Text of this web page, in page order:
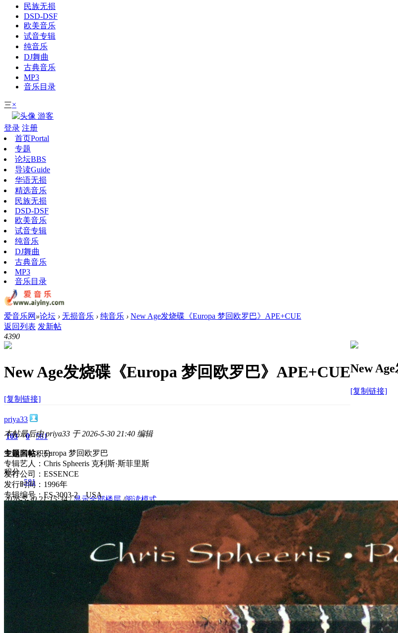
民族无损
DSD-DSF
欧美音乐
试音专辑
纯音乐
DJ舞曲
古典音乐
MP3
音乐目录
三×
游客
登录 注册
首页Portal
专题
论坛BBS
导读Guide
华语无损
精选音乐
民族无损
DSD-DSF
欧美音乐
试音专辑
纯音乐
DJ舞曲
古典音乐
MP3
音乐目录
爱音乐网 »论坛 › 无损音乐 › 纯音乐 › New Age发烧碟《Europa 梦回欧罗巴》APE+CUE
返回列表 发新帖
4390
New Age发烧碟《Europa 梦回欧罗巴》APE+CUE
[复制链接]
New
[复制链接]
priya33
103
主题
0
回帖
581
积分
积分
581
2026-5-30 21:15:34 / 显示全部楼层 /阅读模式
439 0
本帖最后由 priya33 于 2026-5-30 21:40 编辑
专辑名称：Europa 梦回欧罗巴
专辑艺人：Chris Spheeris 克利斯·斯菲里斯
发行公司：ESSENCE
发行时间：1996年
专辑编号：ES-3003-2 USA